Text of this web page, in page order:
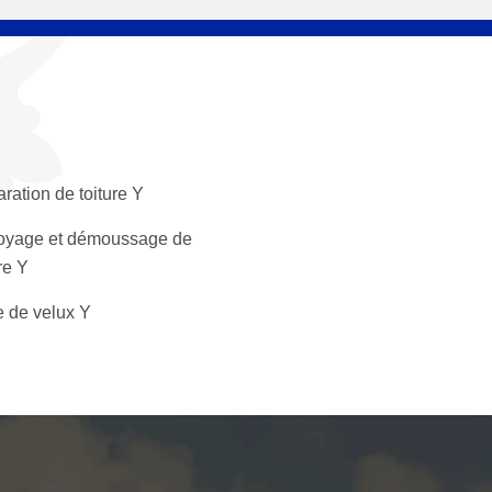
de toiture Y
et démoussage de
Y
de velux Y